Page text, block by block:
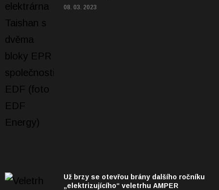
08. 03. 2023
Už brzy se otevřou brány dalšího ročníku
„elektrizujícího“ veletrhu AMPER